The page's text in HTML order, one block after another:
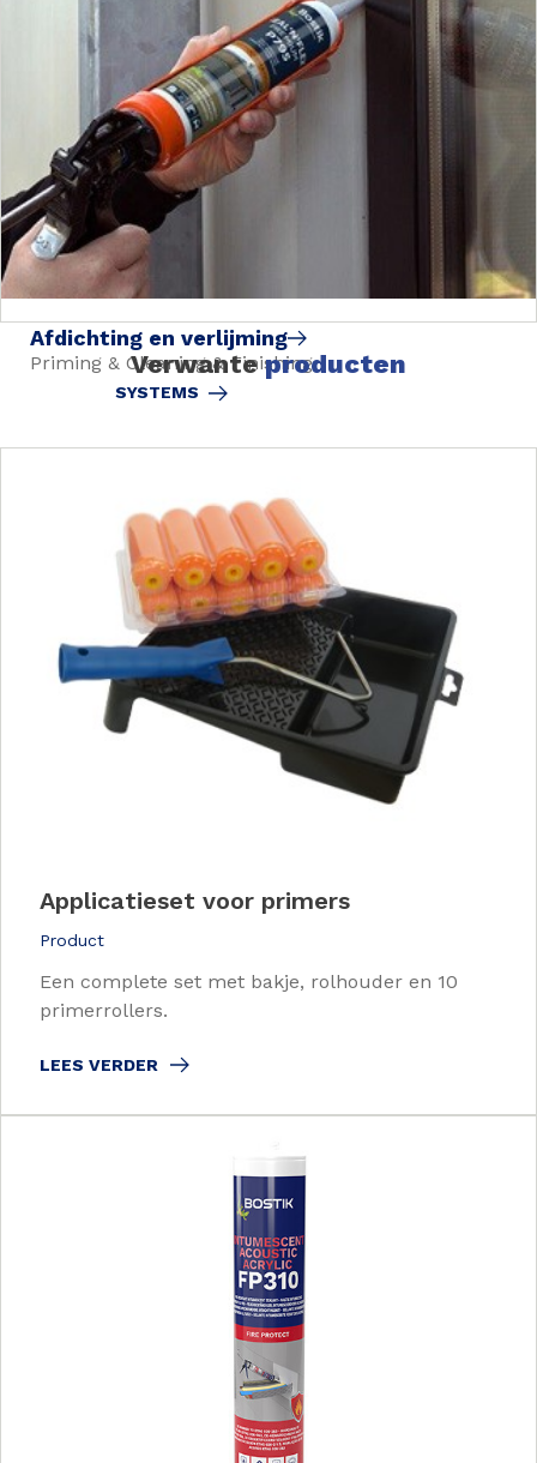
Afdichting en verlijming
Priming & Cleaning & Finishing
SYSTEMS
Verwanteproducten
Applicatieset voor primers
Product
Een complete set met bakje, rolhouder en 10
primerrollers.
LEES VERDER